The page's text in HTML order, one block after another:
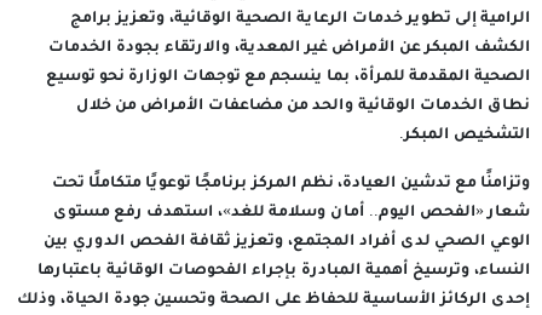
الرامية إلى تطوير خدمات الرعاية الصحية الوقائية، وتعزيز برامج
الكشف المبكر عن الأمراض غير المعدية، والارتقاء بجودة الخدمات
الصحية المقدمة للمرأة، بما ينسجم مع توجهات الوزارة نحو توسيع
نطاق الخدمات الوقائية والحد من مضاعفات الأمراض من خلال
التشخيص المبكر.
وتزامنًا مع تدشين العيادة، نظم المركز برنامجًا توعويًا متكاملًا تحت
شعار «الفحص اليوم.. أمان وسلامة للغد»، استهدف رفع مستوى
الوعي الصحي لدى أفراد المجتمع، وتعزيز ثقافة الفحص الدوري بين
النساء، وترسيخ أهمية المبادرة بإجراء الفحوصات الوقائية باعتبارها
إحدى الركائز الأساسية للحفاظ على الصحة وتحسين جودة الحياة، وذلك